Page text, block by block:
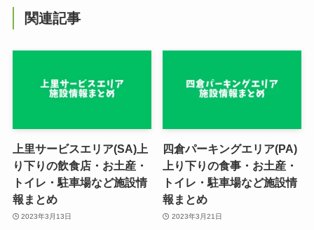
関連記事
上里サービスエリア(SA)上
り下りの飲食店・お土産・
トイレ・駐車場など施設情
報まとめ
2023年3月13日
四倉パーキングエリア(PA)
上り下りの食事・お土産・
トイレ・駐車場など施設情
報まとめ
2023年3月21日